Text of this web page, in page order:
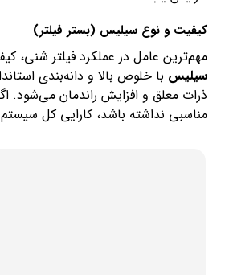
کیفیت و نوع سیلیس (بستر فیلتر)
مهم‌ترین عامل در عملکرد فیلتر شنی،
سیلیس با خلوص بالا و دانه‌بندی
ذرات معلق و افزایش راندمان می‌شود.
مناسبی نداشته باشد، کارایی کل